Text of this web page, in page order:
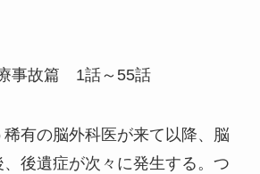
事故篇 1話～55話
有の脳外科医が来て以降、脳
後遺症が次々に発生する。つ